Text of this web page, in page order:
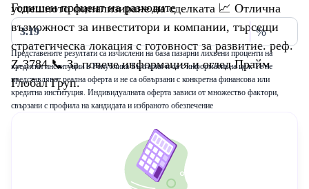
успешното финализиране на сделката 📈 Отлична
възможност за инвеститори и компании, търсещи
стратегическа локация с готовност за развитие. реф.
Z-3784 📞 За повече информация и оглед Прайм
Глобал Груп.
Годишен процент на разходите
%
Представените резултати са изчислени на база пазарни лихвени проценти на
кредитни институции в Република България и са с информативна цел. Те не
представляват реална оферта и не са обвързани с конкретна финансова или
кредитна институция. Индивидуалната оферта зависи от множество фактори,
свързани с профила на кандидата и избраното обезпечение